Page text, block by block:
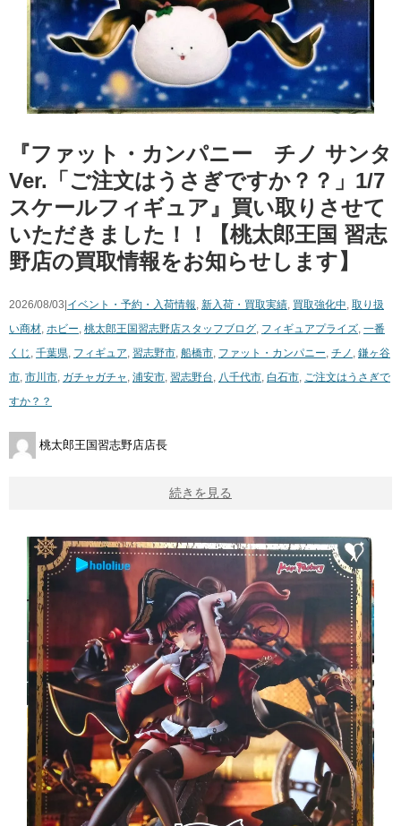
『ファット・カンパニー チノ サンタ
Ver.「ご注文はうさぎですか？？」1/7
スケールフィギュア』買い取りさせて
いただきました！！【桃太郎王国 習志
野店の買取情報をお知らせします】
2026/08/03| イベント・予約・入荷情報, 新入荷・買取実績, 買取強化中, 取り扱
い商材, ホビー, 桃太郎王国習志野店スタッフブログ, フィギュアプライズ, 一番
くじ , 千葉県, フィギュア, 習志野市, 船橋市, ファット・カンパニー, チノ , 鎌ヶ谷
市, 市川市, ガチャガチャ , 浦安市, 習志野台, 八千代市, 白石市, ご注文はうさぎで
すか？？
桃太郎王国習志野店店長
続きを見る